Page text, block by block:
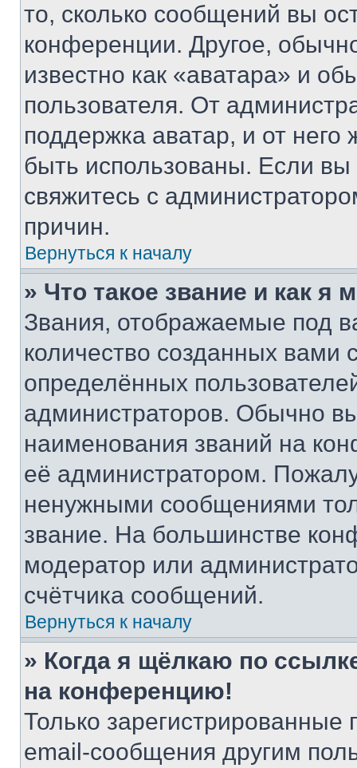
то, сколько сообщений вы
конференции. Другое,
известно как «аватара» и
пользователя. От
поддержка аватар, и от него
быть использованы. Если
свяжитесь с
причин.
Вернуться к началу
» Что такое звание и как я
Звания, отображаемые под
количество созданных
определённых
администраторов. Обычно
наименования званий на
её администратором.
ненужными сообщениями
звание. На большинстве
модератор или
счётчика сообщений.
Вернуться к началу
» Когда я щёлкаю по
на конференцию!
Только зарегистрированные
email-сообщения другим